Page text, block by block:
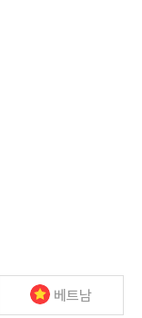
베트남